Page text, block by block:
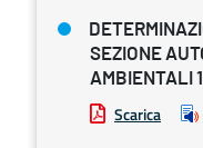
SEZIONE
AMBIENTALI
Scarica